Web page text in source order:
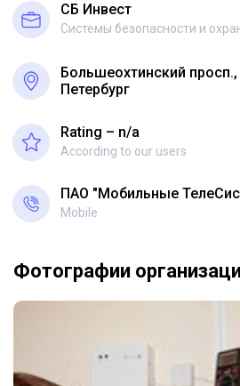
СБ Инвест
Системы безопасности и
Большеохтинский
Петербург
Rating – n/a
According to our users
ПАО "Мобильные
Mobile
Фотографии